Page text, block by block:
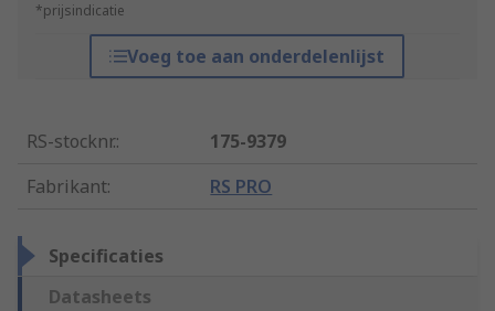
*prijsindicatie
Voeg toe aan onderdelenlijst
RS-stocknr.:
175-9379
Fabrikant: RS PRO
Specificaties
Datasheets